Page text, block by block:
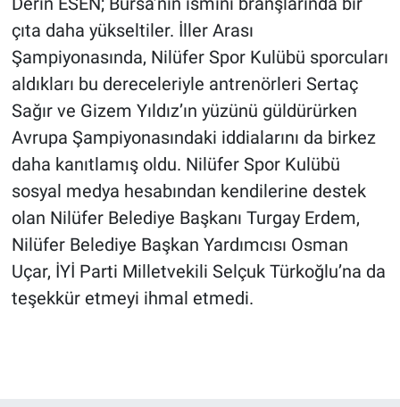
çıta daha yükseltiler. İller Arası
Şampiyonasında, Nilüfer Spor Kulübü sporcuları
aldıkları bu dereceleriyle antrenörleri Sertaç
Sağır ve Gizem Yıldız’ın yüzünü güldürürken
Avrupa Şampiyonasındaki iddialarını da birkez
daha kanıtlamış oldu. Nilüfer Spor Kulübü
sosyal medya hesabından kendilerine destek
olan Nilüfer Belediye Başkanı Turgay Erdem,
Nilüfer Belediye Başkan Yardımcısı Osman
Uçar, İYİ Parti Milletvekili Selçuk Türkoğlu’na da
teşekkür etmeyi ihmal etmedi.